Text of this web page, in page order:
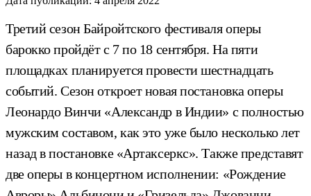
Третий сезон Байройтского фестиваля оперы
барокко пройдёт с 7 по 18 сентября. На пяти
площадках планируется провести шестнадцать
событий. Сезон откроет новая постановка оперы
Леонардо Винчи «Александр в Индии» с полностью
мужским составом, как это уже было несколько лет
назад в постановке «Артаксеркс». Также представят
две оперы в концертном исполнении: «Рождение